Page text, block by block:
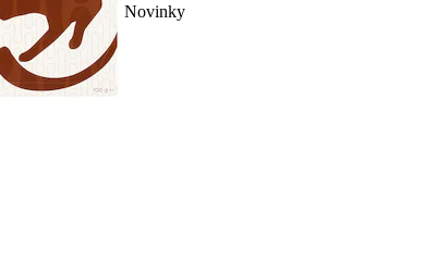
Novinky